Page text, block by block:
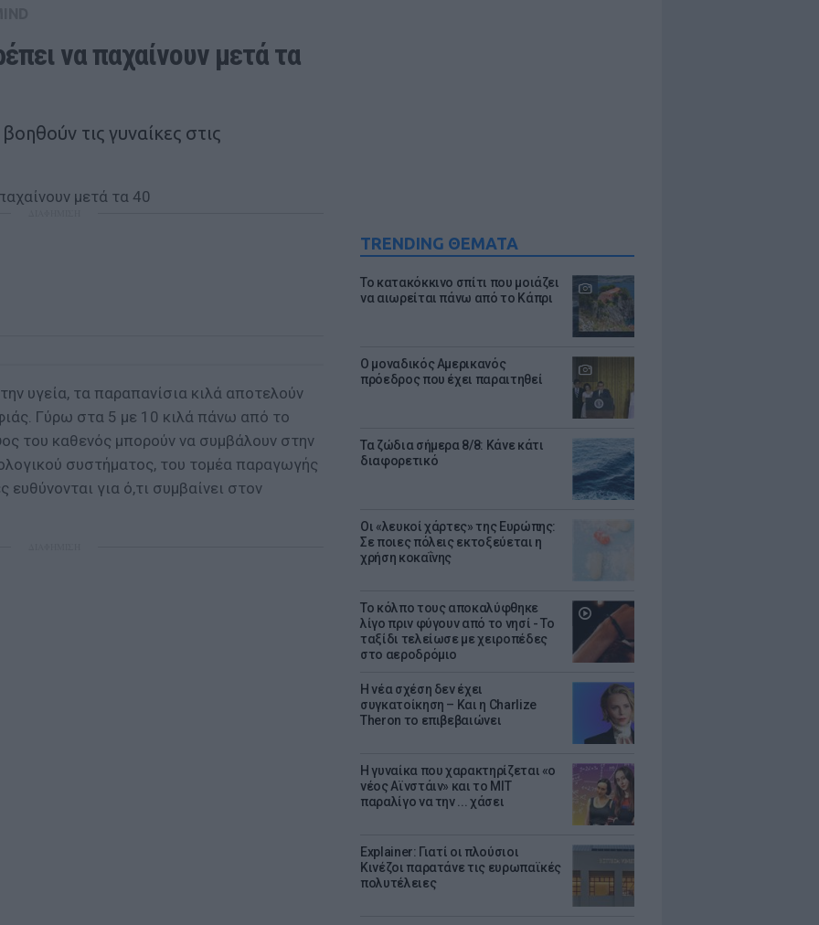
TRENDING ΘΕΜΑΤΑ
Το κατακόκκινο σπίτι που μοιάζει
να αιωρείται πάνω από το Κάπρι
Ο μοναδικός Αμερικανός
πρόεδρος που έχει παραιτηθεί
Τα ζώδια σήμερα 8/8: Κάνε κάτι
διαφορετικό
Οι «λευκοί χάρτες» της Ευρώπης:
Σε ποιες πόλεις εκτοξεύεται η
χρήση κοκαΐνης
Το κόλπο τους αποκαλύφθηκε
λίγο πριν φύγουν από το νησί - Το
ταξίδι τελείωσε με χειροπέδες
στο αεροδρόμιο
Η νέα σχέση δεν έχει
συγκατοίκηση – Και η Charlize
Theron το επιβεβαιώνει
Η γυναίκα που χαρακτηρίζεται «ο
νέος Αϊνστάιν» και το MIT
παραλίγο να την ... χάσει
Explainer: Γιατί οι πλούσιοι
Κινέζοι παρατάνε τις ευρωπαϊκές
πολυτέλειες
να παχαίνουν μετά τα
τις γυναίκες στις
υγεία, τα παραπανίσια κιλά αποτελούν
Γύρω στα 5 με 10 κιλά πάνω από το
του καθενός μπορούν να συμβάλουν στην
συστήματος, του τομέα παραγωγής
για ό,τι συμβαίνει στον